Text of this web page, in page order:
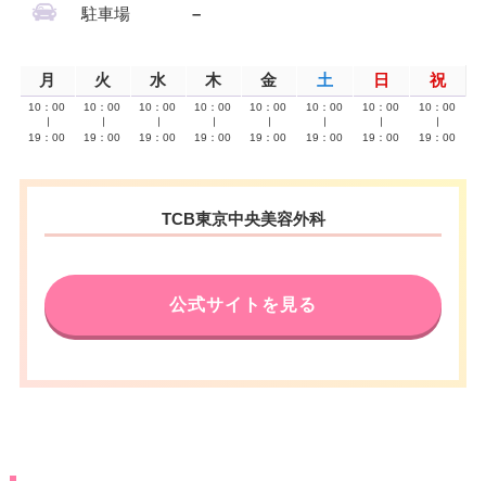
駐車場 –
月 火 水 木 金 土 日 祝
10：00
19：00
10：00
19：00
10：00
19：00
10：00
19：00
10：00
19：00
10：00
19：00
10：00
19：00
10：00
19：00
TCB東京中央美容外科
公式サイトを見る